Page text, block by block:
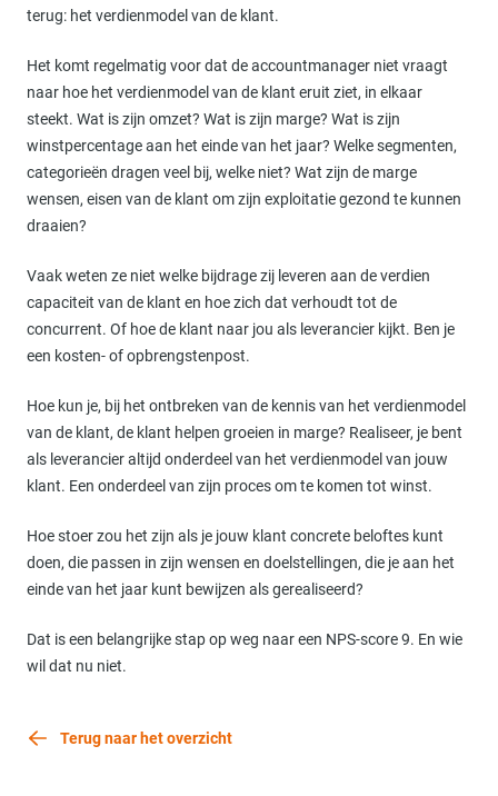
terug: het verdienmodel van de klant.
Het komt regelmatig voor dat de accountmanager niet vraagt
naar hoe het verdienmodel van de klant eruit ziet, in elkaar
steekt. Wat is zijn omzet? Wat is zijn marge? Wat is zijn
winstpercentage aan het einde van het jaar? Welke segmenten,
categorieën dragen veel bij, welke niet? Wat zijn de marge
wensen, eisen van de klant om zijn exploitatie gezond te kunnen
draaien?
Vaak weten ze niet welke bijdrage zij leveren aan de verdien
capaciteit van de klant en hoe zich dat verhoudt tot de
concurrent. Of hoe de klant naar jou als leverancier kijkt. Ben je
een kosten- of opbrengstenpost.
Hoe kun je, bij het ontbreken van de kennis van het verdienmodel
van de klant, de klant helpen groeien in marge? Realiseer, je bent
als leverancier altijd onderdeel van het verdienmodel van jouw
klant. Een onderdeel van zijn proces om te komen tot winst.
Hoe stoer zou het zijn als je jouw klant concrete beloftes kunt
doen, die passen in zijn wensen en doelstellingen, die je aan het
einde van het jaar kunt bewijzen als gerealiseerd?
Dat is een belangrijke stap op weg naar een NPS-score 9. En wie
wil dat nu niet.
Terug naar het overzicht